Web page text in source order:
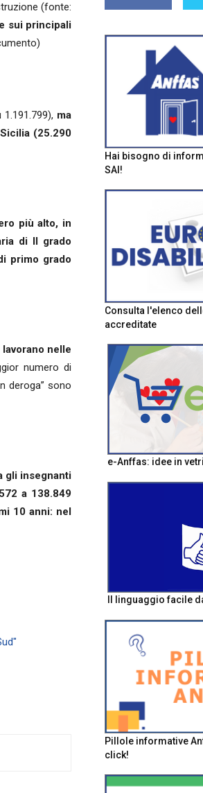
(fonte:
sui principali
ma
(25.290
più alto, in
di II grado
primo grado
nelle
numero di
deroga” sono
gli insegnanti
a 138.849
10 anni: nel
Hai bisogno di
SAI!
Consulta l'elenco
accreditate
e-Anffas: idee in
Il linguaggio facile
Pillole informative
click!